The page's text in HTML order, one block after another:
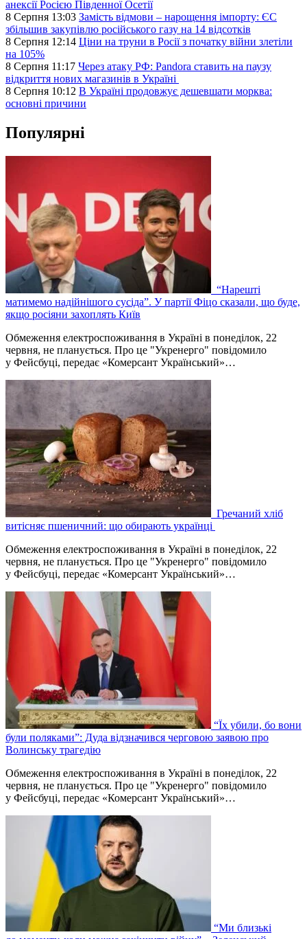
анексії Росією Південної Осетії
8 Серпня 13:03 Замість відмови – нарощення імпорту: ЄС
збільшив закупівлю російського газу на 14 відсотків
8 Серпня 12:14 Ціни на труни в Росії з початку війни злетіли
на 105%
8 Серпня 11:17 Через атаку РФ: Pandora ставить на паузу
відкриття нових магазинів в Україні
8 Серпня 10:12 В Україні продовжує дешевшати морква:
основні причини
Популярні
“Нарешті
матимемо надійнішого сусіда”. У партії Фіцо сказали, що буде,
якщо росіяни захоплять Київ
Обмеження електроспоживання в Україні в понеділок, 22
червня, не планується. Про це "Укренерго" повідомило
у Фейсбуці, передає «Комерсант Український»…
Гречаний хліб
витісняє пшеничний: що обирають українці
Обмеження електроспоживання в Україні в понеділок, 22
червня, не планується. Про це "Укренерго" повідомило
у Фейсбуці, передає «Комерсант Український»…
“Їх убили, бо вони
були поляками”: Дуда відзначився черговою заявою про
Волинську трагедію
Обмеження електроспоживання в Україні в понеділок, 22
червня, не планується. Про це "Укренерго" повідомило
у Фейсбуці, передає «Комерсант Український»…
“Ми близькі